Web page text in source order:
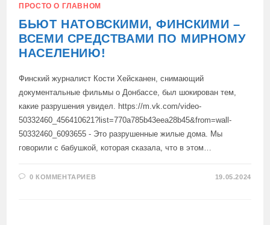
ПРОСТО О ГЛАВНОМ
БЬЮТ НАТОВСКИМИ, ФИНСКИМИ –
ВСЕМИ СРЕДСТВАМИ ПО МИРНОМУ
НАСЕЛЕНИЮ!
Финский журналист Кости Хейсканен, снимающий
документальные фильмы о Донбассе, был шокирован тем,
какие разрушения увидел. https://m.vk.com/video-
50332460_456410621?list=770a785b43eea28b45&from=wall-
50332460_6093655 - Это разрушенные жилые дома. Мы
говорили с бабушкой, которая сказала, что в этом…
0 КОММЕНТАРИЕВ 19.05.2024